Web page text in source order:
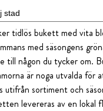
tidlös bukett med vita
med säsongens
till någon du tycker om.
är noga utvalda för
utifrån sortiment och
levereras av en lokal